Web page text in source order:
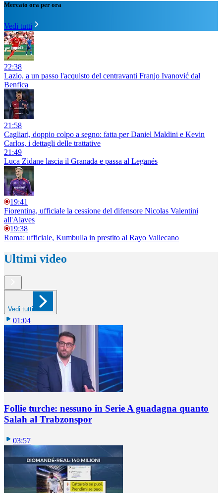
Mercato ora per ora
Vedi tutti
22:38
Lazio, a un passo l'acquisto del centravanti Franjo Ivanović dal
Benfica
21:58
Cagliari, doppio colpo a segno: fatta per Daniel Maldini e Kevin
Carlos, i dettagli delle trattative
21:49
Luca Zidane lascia il Granada e passa al Leganés
19:41
Fiorentina, ufficiale la cessione del difensore Nicolas Valentini
all'Alaves
19:38
Roma: ufficiale, Kumbulla in prestito al Rayo Vallecano
Ultimi video
Vedi tutti
01:04
Follie turche: nessuno in Serie A guadagna quanto
Salah al Trabzonspor
03:57